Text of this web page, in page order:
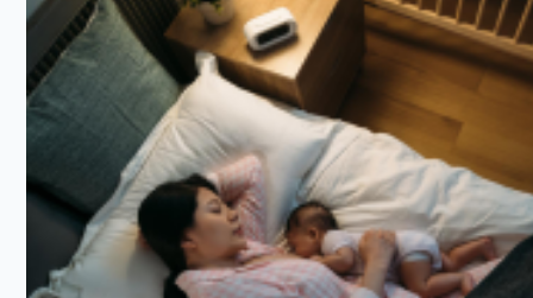
seperti ini sangat penting untuk membangun kekuatan otot
4. Gerakan Tangan Dan Kaki Lebih Aktif
Si Kecil yang sudah menjadi bayi 4 bulan akan semakin sering
menggerakkan tangannya. Tangan dan kaki Si Kecil pun
mulai bisa mengekspresikan diri. Ia pun bisa menggerak-
mengangkat dan menghisap jempol kakinya untuk bermain-
Moms mungkin juga akan melihat ia mulai mencoba
ini menunjukkan perkembangan koordinasi motorik kasar dan
Moms bisa membantu merangsang gerakannya dengan